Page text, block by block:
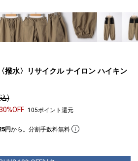
撥水〉リサイクル ナイロン ハイキン
)
105ポイント還元
円から。分割手数料無料